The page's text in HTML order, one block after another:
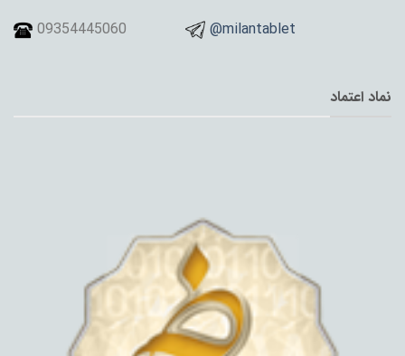
09354445060
@milantablet
نماد اعتماد